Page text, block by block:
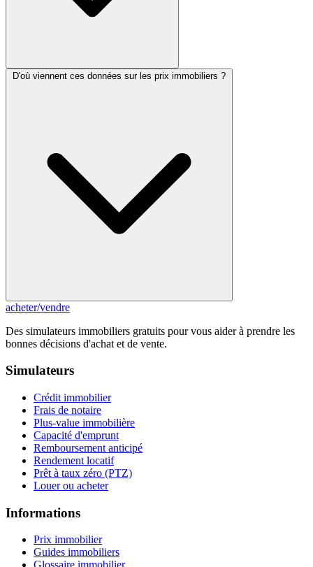
D'où viennent ces données sur les prix immobiliers ?
acheter/vendre
Des simulateurs immobiliers gratuits pour vous aider à prendre les
bonnes décisions d'achat et de vente.
Simulateurs
Crédit immobilier
Frais de notaire
Plus-value immobilière
Capacité d'emprunt
Remboursement anticipé
Rendement locatif
Prêt à taux zéro (PTZ)
Louer ou acheter
Informations
Prix immobilier
Guides immobiliers